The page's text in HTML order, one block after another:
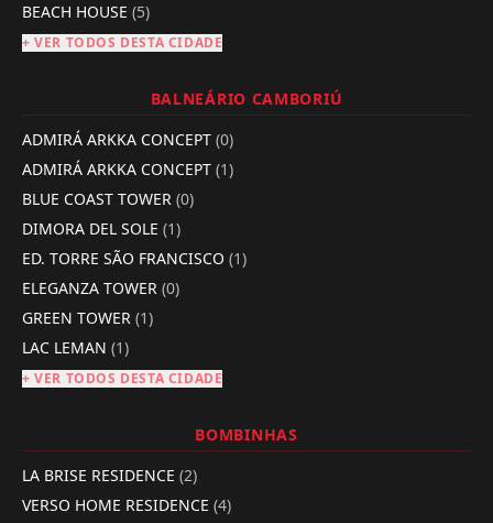
BEACH HOUSE (5)
+ VER TODOS DESTA CIDADE
BALNEÁRIO CAMBORIÚ
ADMIRÁ ARKKA CONCEPT (0)
ADMIRÁ ARKKA CONCEPT (1)
BLUE COAST TOWER (0)
DIMORA DEL SOLE (1)
ED. TORRE SÃO FRANCISCO (1)
ELEGANZA TOWER (0)
GREEN TOWER (1)
LAC LEMAN (1)
+ VER TODOS DESTA CIDADE
BOMBINHAS
LA BRISE RESIDENCE (2)
VERSO HOME RESIDENCE (4)